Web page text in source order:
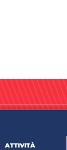
ATTIVITÀ